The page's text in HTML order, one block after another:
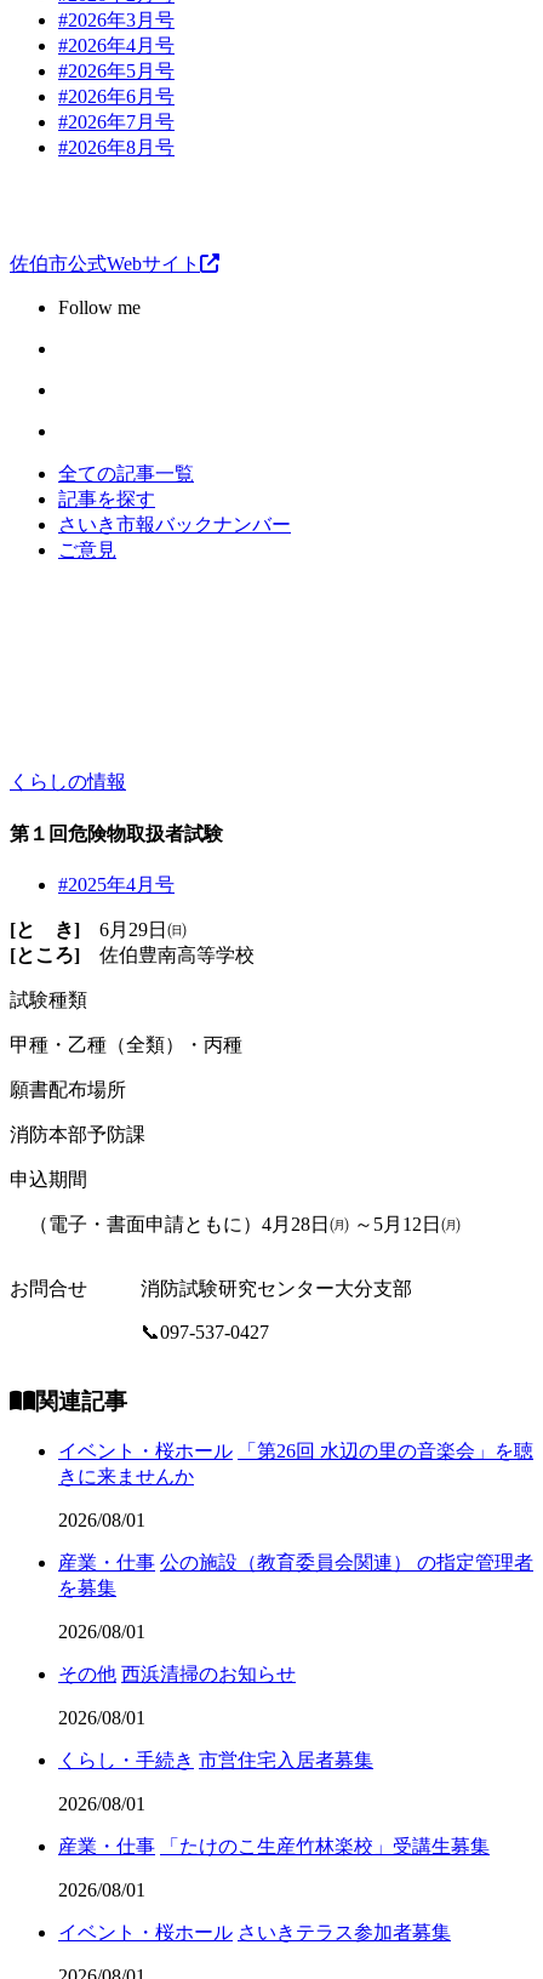
#2026年3月号
#2026年4月号
#2026年5月号
#2026年6月号
#2026年7月号
#2026年8月号
佐伯市公式Webサイト
Follow me
全ての記事一覧
記事を探す
さいき市報バックナンバー
ご意見
くらしの情報
第１回危険物取扱者試験
#2025年4月号
[と き] 6月29日㈰
[ところ] 佐伯豊南高等学校
試験種類
甲種・乙種（全類）・丙種
願書配布場所
消防本部予防課
申込期間
（電子・書面申請ともに）4月28日㈪ ～5月12日㈪
お問合せ 消防試験研究センター大分支部
📞097-537-0427
関連記事
イベント・桜ホール
「第26回 水辺の里の音楽会」を聴
きに来ませんか
2026/08/01
産業・仕事 公の施設（教育委員会関連） の指定管理者
を募集
2026/08/01
その他 西浜清掃のお知らせ
2026/08/01
くらし・手続き 市営住宅入居者募集
2026/08/01
産業・仕事 「たけのこ生産竹林楽校」受講生募集
2026/08/01
イベント・桜ホール さいきテラス参加者募集